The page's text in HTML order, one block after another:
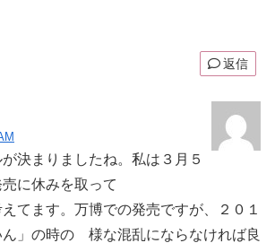
返信
決まりましたね。私は３月５
に休みを取って
てます。万博での発売ですが、２０１
ん」の時の 様な混乱にならなければ良